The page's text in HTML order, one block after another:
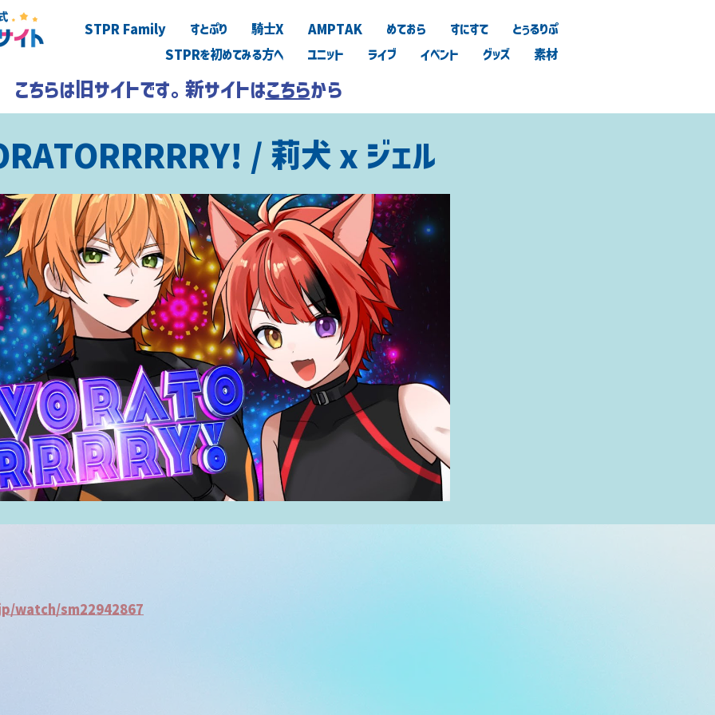
STPR Family すとぷり 騎士X AMPTAK めておら すにすて
とぅるりぷ
STPRを初めてみる方へ
ユニット ライブ イベント グッズ 素材
こちらは旧サイトです。新サイトはこちらから
/ 莉犬 x ジェル
watch/sm22942867